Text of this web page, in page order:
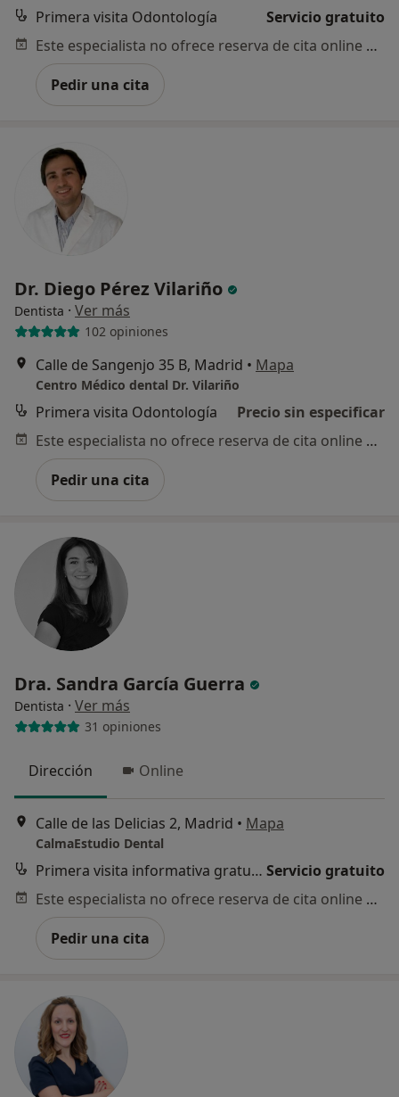
Primera visita Odontología
Servicio gratuito
Este especialista no ofrece reserva de cita online en esta dirección.
Pedir una cita
Dr. Diego Pérez Vilariño
Dentista · Ver más
102 opiniones
Calle de Sangenjo 35 B, Madrid • Mapa
Centro Médico dental Dr. Vilariño
Primera visita Odontología
Precio sin especificar
Este especialista no ofrece reserva de cita online en esta dirección.
Pedir una cita
Dra. Sandra García Guerra
Dentista · Ver más
31 opiniones
Dirección Online
Calle de las Delicias 2, Madrid • Mapa
CalmaEstudio Dental
Primera visita informativa gratuita Servicio gratuito
Este especialista no ofrece reserva de cita online en esta dirección.
Pedir una cita